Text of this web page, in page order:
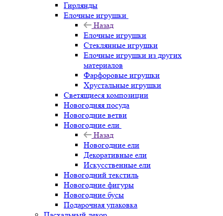
Гирлянды
Елочные игрушки
Назад
Елочные игрушки
Стеклянные игрушки
Елочные игрушки из других
материалов
Фарфоровые игрушки
Хрустальные игрушки
Светящиеся композиции
Новогодняя посуда
Новогодние ветви
Новогодние ели
Назад
Новогодние ели
Декоративные ели
Искусственные ели
Новогодний текстиль
Новогодние фигуры
Новогодние бусы
Подарочная упаковка